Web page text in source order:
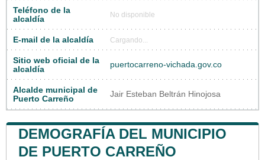
Teléfono de la
alcaldía
No disponible
E-mail de la alcaldía Cargando...
Sitio web oficial de la
alcaldía
puertocarreno-vichada.gov.co
Alcalde municipal de
Puerto Carreño
Jair Esteban Beltrán Hinojosa
DEMOGRAFÍA DEL MUNICIPIO
DE PUERTO CARREÑO